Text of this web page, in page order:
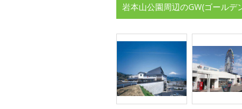
岩本山公園周辺のGW(ゴールデ